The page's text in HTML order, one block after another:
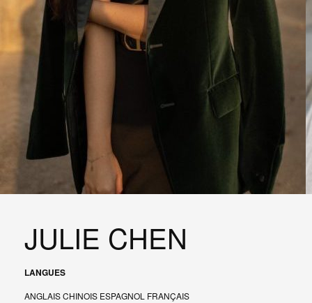
JULIE CHEN
LANGUES
ANGLAIS CHINOIS ESPAGNOL FRANÇAIS